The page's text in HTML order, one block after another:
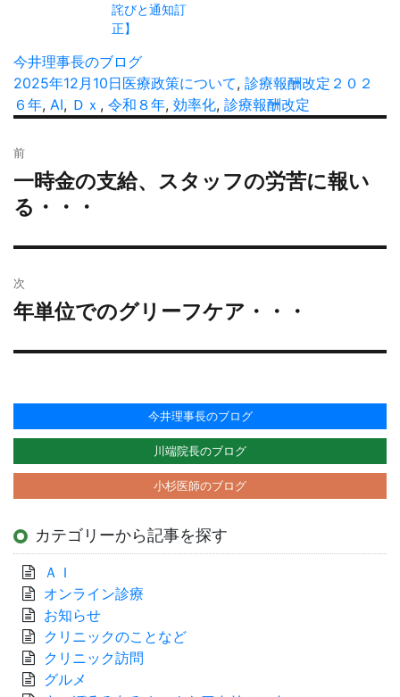
詫びと通知訂
正】
投
稿
者
今井理事長のブログ
投
稿
2025年12月10日カ
テ
ー
医療政策について, 診療報酬改定 タ
２０２
６年, AI, Ｄｘ , 令和８年, 効率化, 診療報酬改定
稿
ナ
ビ
シ
ョ
前
過
去
の
投
一時金の支給、スタッフの労苦に報い
る・・・
次
次
投
年単位でのグリーフケア・・・
今井理事長のブログ
川端院長のブログ
小杉医師のブログ
カテゴリーから記事を探す
ＡＩ
オンライン診療
お知らせ
クリニックのことなど
クリニック訪問
グルメ